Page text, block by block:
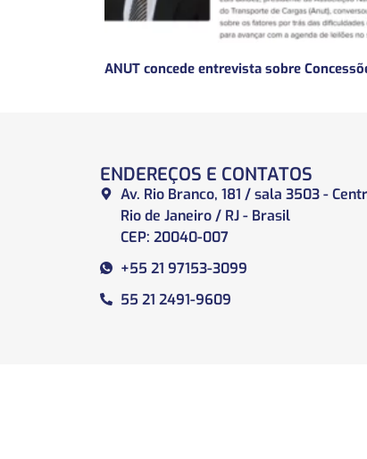
ENDEREÇOS E CONTATOS
Av. Rio Branco, 181 / sala 3503 -
Rio de Janeiro / RJ - Brasil
CEP: 20040-007
+55 21 97153-3099
55 21 2491-9609